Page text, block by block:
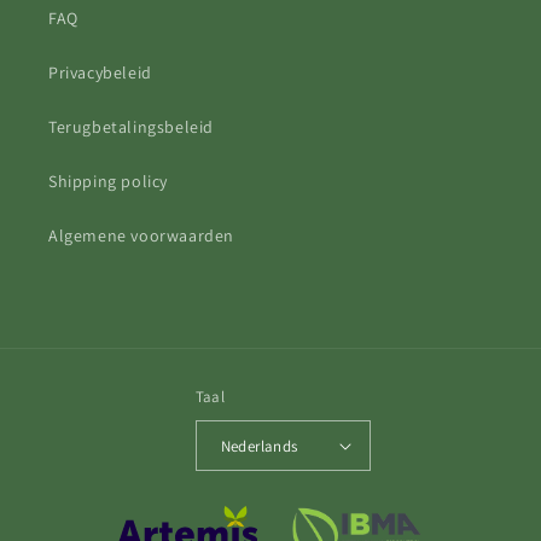
FAQ
Privacybeleid
Terugbetalingsbeleid
Shipping policy
Algemene voorwaarden
Taal
Nederlands